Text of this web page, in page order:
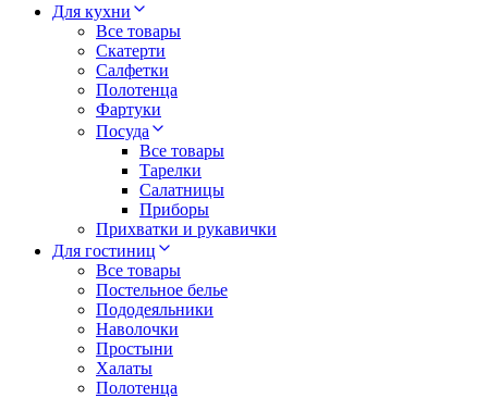
Для кухни
Все товары
Скатерти
Салфетки
Полотенца
Фартуки
Посуда
Все товары
Тарелки
Салатницы
Приборы
Прихватки и рукавички
Для гостиниц
Все товары
Постельное белье
Пододеяльники
Наволочки
Простыни
Халаты
Полотенца